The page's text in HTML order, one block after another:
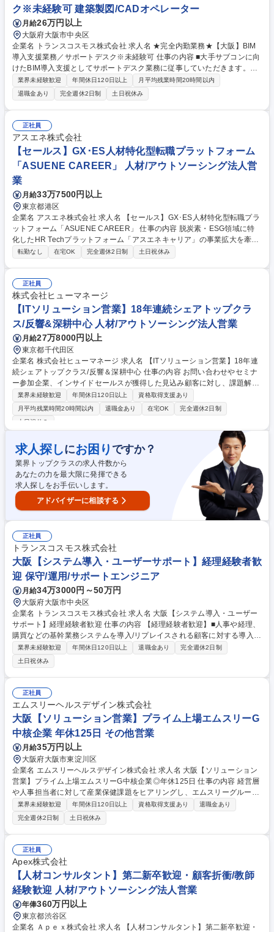
ク※未経験可 建築製図/CADオペレーター
月給26万円以上
大阪府大阪市中央区
企業名 トランスコスモス株式会社 求人名 ★完全内勤業務★【大阪】BIM
導入支援業務／サポートデスク※未経験可 仕事の内容 ■大手サブコンに向
けたBIM導入支援としてサポートデスク業務に従事していただきます。ク
ライアント先が導入されているBIMについて、施工現場での業務効率化の
ためにクライアント先に合わせたアドインツールの 使用方法に関する問い
合わせ対応などのサポートデスクをお任せします。 BIMツールの操作に関
しては入社後に基本操作から研修いたしますのでご安心ください。現場の
声を聴きながら対応いただきますので、BIMに関するスキルを習得・向上
させることが可能です。案件は長期的（3～4年）なものが多く一つ一つに
対してじっくりと向き合えます。 ★使用ツール：T-fas、Revitなど（未経
験でも可） 募集職種 ★完全内勤業務★【大阪】BIM導入支援業務／サポー
トデスク※未経験可
業界未経験歓迎 年間休日120日以上
月平均残業時間20時間以内
退職金あり
完全週休2日制 土日祝休み
正社員
アスエネ株式会社
【セールス】GX･ES人材特化型転職プラットフォーム
「ASUENE CAREER」 人材/アウトソーシング法人営
業
月給33万7500円以上
東京都港区
企業名 アスエネ株式会社 求人名 【セールス】GX･ES人材特化型転職プラ
ットフォーム「ASUENE CAREER」 仕事の内容 脱炭素・ESG領域に特
化したHR Techプラットフォーム「アスエネキャリア」の事業拡大を牽引
する法人向けセールス。人材紹介にとどまらず、TechドリブンのSaaS型
ィング■顧客アプローチ･アポイント設定■提案に向けた準備(仮説立て･資
料作成等)■顧客への提案(オンラインメイン、対面もあり)■他部門やエージ
ェントチームやカスタマーサクセスと協業したアップセル/クロスセル推進
によるARPA最大化■展示会･業界イベント･セミナーの企画～運営を含む、
マーケティングとの連携によるリード創出 募集職種 【セールス】GX･ES
人材特化型転職プラットフォーム「ASUENE CAREER」
転勤なし 在宅OK 完全週休2日制 土日祝休み
正社員
株式会社ヒューマネージ
【ITソリューション営業】18年連続シェアトップクラ
ス/反響&深耕中心 人材/アウトソーシング法人営業
月給27万8000円以上
東京都千代田区
企業名 株式会社ヒューマネージ 求人名 【ITソリューション営業】18年連
続シェアトップクラス/反響＆深耕中心 仕事の内容 お問い合わせやセミナ
ー参加企業、インサイドセールスが獲得した見込み顧客に対し、課題解決
に向けた商談・提案・クロージングをお任せします。 ■高確度の商談が中
心 テレアポ等の新規開拓ではなく、既に関心をお持ちの企業や、既に主軸
サービス（採用管理システム）を導入済みの企業へのクロスセル（適性検
提案の質にこだわることができます。 ■市場と環境の魅力 人的資本経営の
注目により市場は拡大中。成長産業で自身の力を試せる環境です。週2回
の在宅勤務など柔軟な働き方も可能です。 募集職種 【ITソリューション
営業】18年連続シェアトップクラス/反響＆深耕中心
業界未経験歓迎 年間休日120日以上
資格取得支援あり
月平均残業時間20時間以内
退職金あり 在宅OK
完全週休2日制
土日祝休み
求人探しにお困り ですか？
業界トップクラスの求人件数から
あなたの力を最大限に発揮できる
求人探しをお手伝いします。
アドバイザーに相談する
正社員
トランスコスモス株式会社
大阪【システム導入・ユーザーサポート】経理経験者歓
迎 保守/運用/サポートエンジニア
月給34万3000円～50万円
大阪府大阪市中央区
企業名 トランスコスモス株式会社 求人名 大阪【システム導入・ユーザー
サポート】経理経験者歓迎 仕事の内容 【経理経験者歓迎】■人事や経理、
購買などの基幹業務システムを導入/リプレイスされる顧客に対する導入お
よびサポート業務をお任せします。下記業務よりこれまでのご経験やご希
望をもとにお任せします。 【業務例】 ■問い合わせ対応：ユーザーからの
電話やメール、チャットなどを通じての対応 ■トラブルシューティング：
システムのエラーや不具合に対する調査と解決策の提供 ■ドキュメント管
理：FAQやマニュアルの作成・更新 ■ユーザー教育・トレーニング：新し
い機能やシステムの導入時に、ユーザーへのトレーニングを実施 ■システ
ムメンテナンス：定期的なシステムチェックやメンテナンスの計画・実施
等 募集職種 大阪【システム導入・ユーザーサポート】経理経験者歓迎
業界未経験歓迎 年間休日120日以上 退職金あり
完全週休2日制
土日祝休み
正社員
エムスリーヘルスデザイン株式会社
大阪【ソリューション営業】プライム上場エムスリーG
中核企業 年休125日 その他営業
月給35万円以上
大阪府大阪市東淀川区
企業名 エムスリーヘルスデザイン株式会社 求人名 大阪【ソリューション
営業】プライム上場エムスリーG中核企業◎年休125日 仕事の内容 経営層
や人事担当者に対して産業保健課題をヒアリングし、エムスリーグループ
のサービスを用いて企業の職場環境を改善のための提案を行います。成長
市場である「健康経営」に最前線で寄与するポジションです。 ■休職・復
職対応やメンタルヘルスに関するコンサルティング■産業医・保健師の紹
介および体制構築・運営支援■エムスリーGが持つ未病・予防医療サービ
スの提案 【魅力1】市場価値：注目度の高い健康経営分野で、一生モノの
経験を積める【魅力2】成長：少人数組織で社長と近く、自身の成果が事
業成長に直結【魅力3】スピード： 迅速な意思決定により、提案から受注
までが非常に早い 募集職種 大阪【ソリューション営業】プライム上場エ
ムスリーG中核企業◎年休125日
業界未経験歓迎 年間休日120日以上 資格取得支援あり
退職金あり
完全週休2日制
土日祝休み
正社員
Apex株式会社
【人材コンサルタント】第二新卒歓迎・顧客折衝/教師
経験歓迎 人材/アウトソーシング法人営業
年俸360万円以上
東京都渋谷区
企業名 Ａｐｅｘ株式会社 求人名 【人材コンサルタント】第二新卒歓迎・